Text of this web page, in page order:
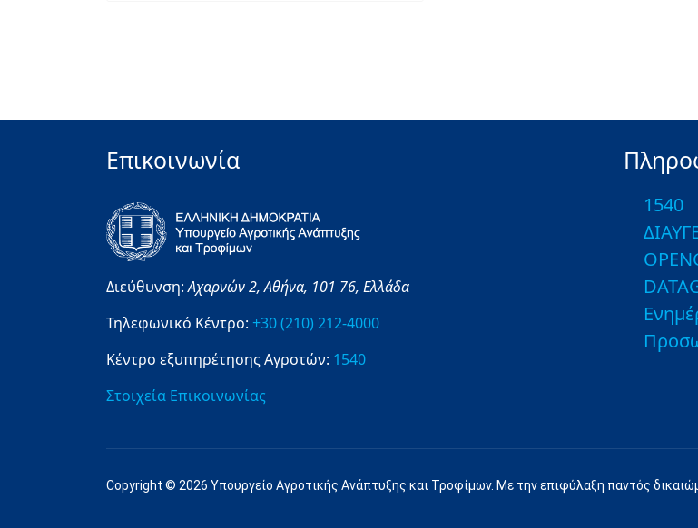
Επικοινωνία
Διεύθυνση:Αχαρνών 2,Αθήνα, 101 76, Ελλάδα
Τηλεφωνικό Κέντρο: +30 (210) 212-4000
Κέντρο εξυπηρέτησης Αγροτών: 1540
Στοιχεία Επικοινωνίας
1540
Copyright © 2026 Υπουργείο Αγροτικής Ανάπτυξης και Τροφίμων. Με την επιφύλαξη παντός